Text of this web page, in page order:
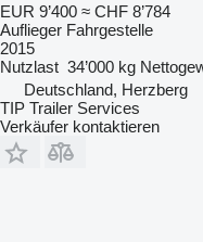
EUR 9’400 ≈ CHF 8’784
Auflieger Fahrgestelle
2015
Nutzlast 34’000 kg
Deutschland, Herzberg
TIP Trailer Services
Verkäufer kontaktieren